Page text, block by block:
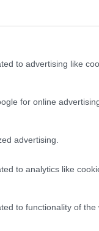
to advertising like
for online
advertising.
to analytics like
to functionality of the